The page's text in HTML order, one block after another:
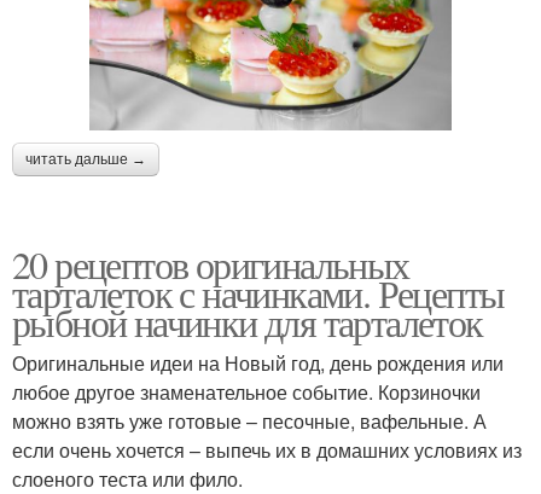
читать дальше →
20 рецептов оригинальных
тарталеток с начинками. Рецепты
рыбной начинки для тарталеток
Оригинальные идеи на Новый год, день рождения или
любое другое знаменательное событие. Корзиночки
можно взять уже готовые – песочные, вафельные. А
если очень хочется – выпечь их в домашних условиях из
слоеного теста или фило.